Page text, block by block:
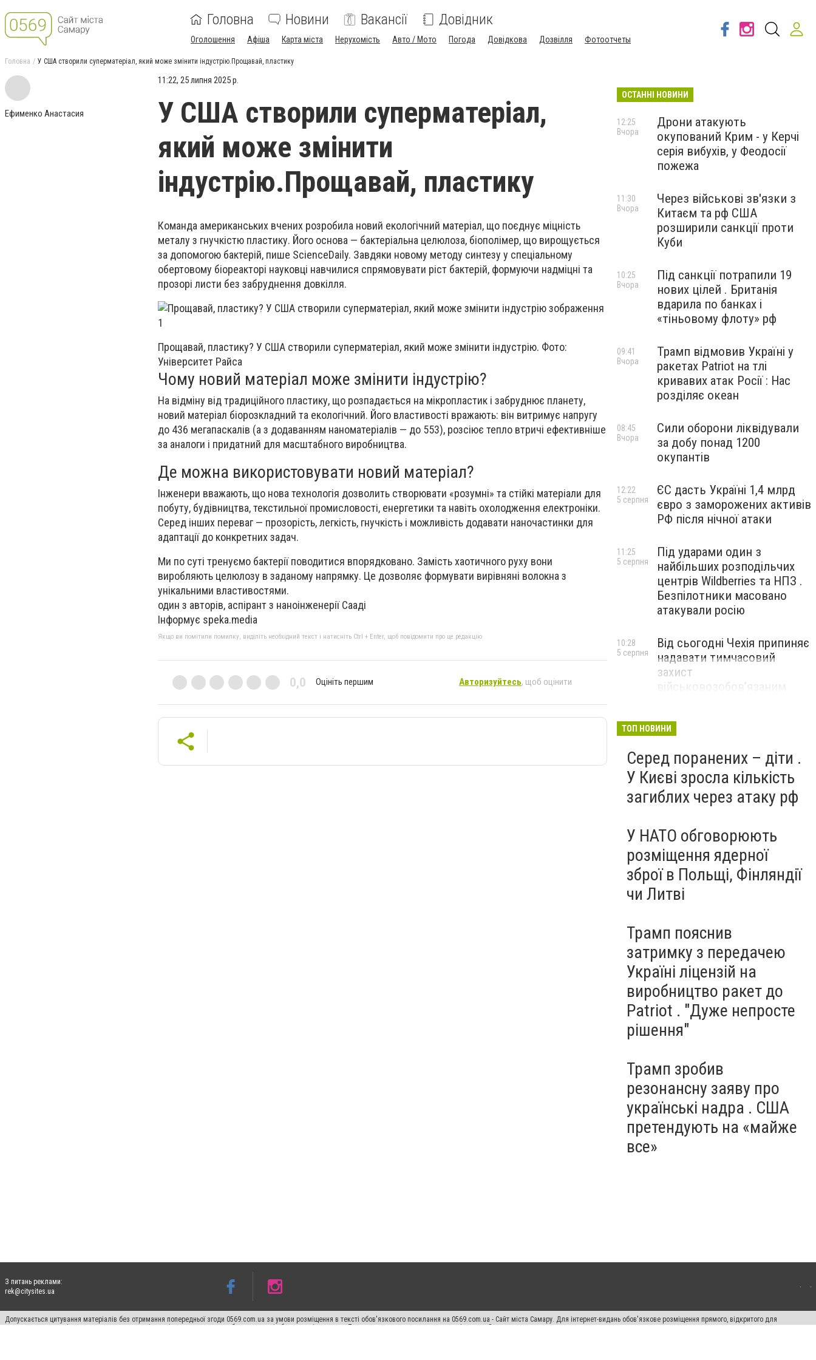
Головна Новини Вакансії Довідник
Оголошення Афіша Карта міста Нерухомість Авто / Мото Погода Довідкова Дозвілля Фотоотчеты
Головна У США створили суперматеріал, який може змінити індустрію.Прощавай, пластику
Ефименко Анастасия
11:22, 25 липня 2025 р.
У США створили суперматеріал,
який може змінити
індустрію.Прощавай, пластику
Команда американських вчених розробила новий екологічний матеріал, що поєднує міцність
металу з гнучкістю пластику. Його основа — бактеріальна целюлоза, біополімер, що вирощується
за допомогою бактерій, пише ScienceDaily. Завдяки новому методу синтезу у спеціальному
обертовому біореакторі науковці навчилися спрямовувати ріст бактерій, формуючи надміцні та
прозорі листи без забруднення довкілля.
Прощавай, пластику? У США створили суперматеріал, який може змінити індустрію. Фото:
Університет Райса
Чому новий матеріал може змінити індустрію?
На відміну від традиційного пластику, що розпадається на мікропластик і забруднює планету,
новий матеріал біорозкладний та екологічний. Його властивості вражають: він витримує напругу
до 436 мегапаскалів (а з додаванням наноматеріалів — до 553), розсіює тепло втричі ефективніше
за аналоги і придатний для масштабного виробництва.
Де можна використовувати новий матеріал?
Інженери вважають, що нова технологія дозволить створювати «розумні» та стійкі матеріали для
побуту, будівництва, текстильної промисловості, енергетики та навіть охолодження електроніки.
Серед інших переваг — прозорість, легкість, гнучкість і можливість додавати наночастинки для
адаптації до конкретних задач.
Ми по суті тренуємо бактерії поводитися впорядковано. Замість хаотичного руху вони
виробляють целюлозу в заданому напрямку. Це дозволяє формувати вирівняні волокна з
унікальними властивостями.
один з авторів, аспірант з наноінженерії Сааді
Інформує speka.media
Якщо ви помітили помилку, виділіть необхідний текст і натисніть Ctrl + Enter, щоб повідомити про це редакцію
0,0 Оцініть першим Авторизуйтесь, щоб оцінити
ОСТАННІ НОВИНИ
Дрони атакують
окупований Крим - у Керчі
серія вибухів, у Феодосії
пожежа
12:25
Вчора
Через військові зв'язки з
Китаєм та рф США
розширили санкції проти
Куби
11:30
Вчора
Під санкції потрапили 19
нових цілей . Британія
вдарила по банках і
«тіньовому флоту» рф
10:25
Вчора
Трамп відмовив Україні у
ракетах Patriot на тлі
кривавих атак Росії : Нас
розділяє океан
09:41
Вчора
Сили оборони ліквідували
за добу понад 1200
окупантів
08:45
Вчора
ЄС дасть Україні 1,4 млрд
євро з заморожених активів
РФ після нічної атаки
12:22
5 серпня
Під ударами один з
найбільших розподільчих
центрів Wildberries та НПЗ .
Безпілотники масовано
атакували росію
11:25
5 серпня
Від сьогодні Чехія припиняє
надавати тимчасовий
захист
військовозобов’язаним
10:28
5 серпня
ТОП НОВИНИ
Серед поранених – діти .
У Києві зросла кількість
загиблих через атаку рф
У НАТО обговорюють
розміщення ядерної
зброї в Польщі, Фінляндії
чи Литві
Трамп пояснив
затримку з передачею
Україні ліцензій на
виробництво ракет до
Patriot . "Дуже непросте
рішення"
Трамп зробив
резонансну заяву про
українські надра . США
претендують на «майже
все»
З питань реклами:
rek@citysites.ua
Допускається цитування матеріалів без отримання попередньої згоди 0569.com.ua за умови розміщення в тексті обов'язкового посилання на 0569.com.ua - Сайт міста Самару. Для інтернет-видань обов'язкове розміщення прямого, відкритого для
пошукових систем гіперпосилання на цитовані статті не нижче другого абзацу в тексті або в якості джерела. Порушення виняткових прав переслідується Законом.